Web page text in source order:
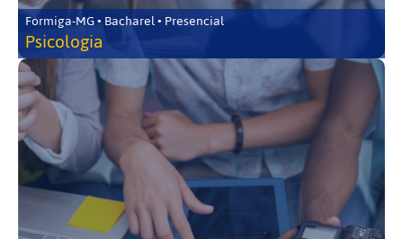
Formiga-MG • Bacharel • Presencial
Psicologia